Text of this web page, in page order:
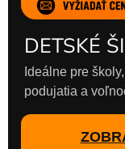
DETSKÉ
Ideálne pre
podujatia a